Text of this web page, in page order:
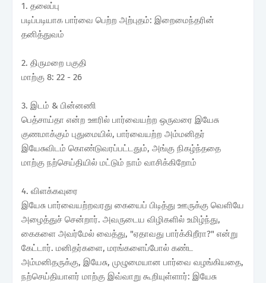
1. தலைப்பு
படிப்படியாக பார்வை பெற்ற அற்புதம்: இறைமைந்தரின்
தனித்துவம்
2. திருமறை பகுதி
மாற்கு 8: 22 - 26
3. இடம் & பின்னணி
பெத்சாய்தா என்ற ஊரில் பார்வையற்ற ஒருவரை இயேசு
குணமாக்கும் புதுமையில், பார்வையற்ற அம்மனிதர்
இயேசுவிடம் கொண்டுவரப்பட்டதும், அங்கு நிகழ்ந்ததை
மாற்கு நற்செய்தியில் மட்டும் நாம் வாசிக்கிறோம்
4. விளக்கவுரை
இயேசு பார்வையற்றவரது கையைப் பிடித்து ஊருக்கு வெளியே
அழைத்துச் சென்றார். அவருடைய விழிகளில் உமிழ்ந்து,
கைகளை அவர்மேல் வைத்து, "ஏதாவது பார்க்கிறீரா?" என்று
கேட்டார். மனிதர்களை, மரங்களைப்போல் கண்ட
அம்மனிதருக்கு, இயேசு, முழுமையான பார்வை வழங்கியதை,
நற்செய்தியாளர் மாற்கு இவ்வாறு கூறியுள்ளார்: இயேசு